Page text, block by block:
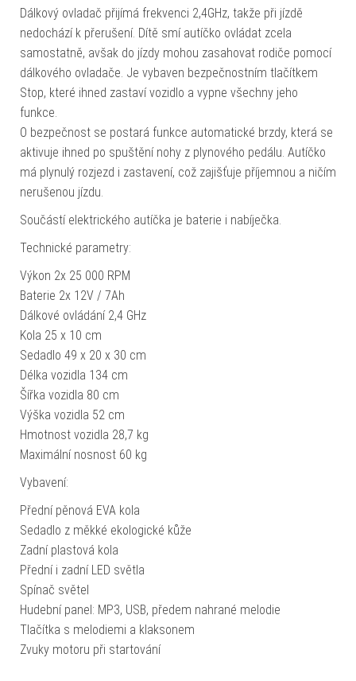
Dálkový ovladač přijímá frekvenci 2,4GHz, takže při jízdě
nedochází k přerušení. Dítě smí autíčko ovládat zcela
samostatně, avšak do jízdy mohou zasahovat rodiče pomocí
dálkového ovladače. Je vybaven bezpečnostním tlačítkem
Stop, které ihned zastaví vozidlo a vypne všechny jeho
funkce.
O bezpečnost se postará funkce automatické brzdy, která se
aktivuje ihned po spuštění nohy z plynového pedálu. Autíčko
má plynulý rozjezd i zastavení, což zajišťuje příjemnou a ničím
nerušenou jízdu.
Součástí elektrického autíčka je baterie i nabíječka.
Technické parametry:
Výkon 2x 25 000 RPM
Baterie 2x 12V / 7Ah
Dálkové ovládání 2,4 GHz
Kola 25 x 10 cm
Sedadlo 49 x 20 x 30 cm
Délka vozidla 134 cm
Šířka vozidla 80 cm
Výška vozidla 52 cm
Hmotnost vozidla 28,7 kg
Maximální nosnost 60 kg
Vybavení:
Přední pěnová EVA kola
Sedadlo z měkké ekologické kůže
Zadní plastová kola
Přední i zadní LED světla
Spínač světel
Hudební panel: MP3, USB, předem nahrané melodie
Tlačítka s melodiemi a klaksonem
Zvuky motoru při startování